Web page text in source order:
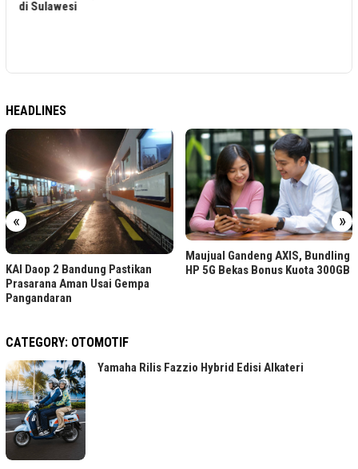
HEADLINES
« »
Maujual Gandeng AXIS, Bundling
HP 5G Bekas Bonus Kuota 300GB
PTPN I Serap 15.000–20.000
Pekerja di Pabrik Tembakau
CATEGORY: OTOMOTIF
Yamaha Rilis Fazzio Hybrid Edisi Alkateri